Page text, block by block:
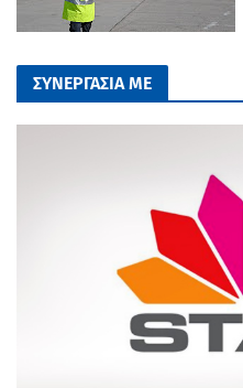
ΣΥΝΕΡΓΑΣΙΑ ΜΕ